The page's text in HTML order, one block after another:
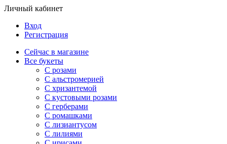
Личный кабинет
Вход
Регистрация
Сейчас в магазине
Все букеты
C розами
С альстромерией
С хризантемой
С кустовыми розами
С герберами
С ромашками
С лизиантусом
С лилиями